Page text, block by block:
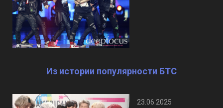
Из истории популярности БТС
23.06.2025